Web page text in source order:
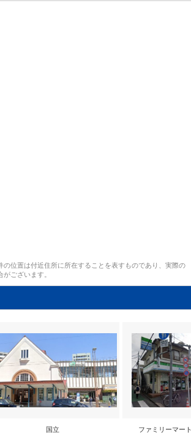
位置は付近住所に所在することを表すものであり、実際の
ございます。
国立 ファミリーマー